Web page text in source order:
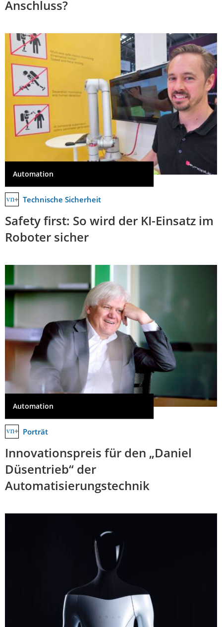
Anschluss?
Automation
Technische Sicherheit
Safety first: So wird der KI-Einsatz im
Roboter sicher
Automation
Porträt
Innovationspreis für den „Daniel
Düsentrieb“ der
Automatisierungstechnik